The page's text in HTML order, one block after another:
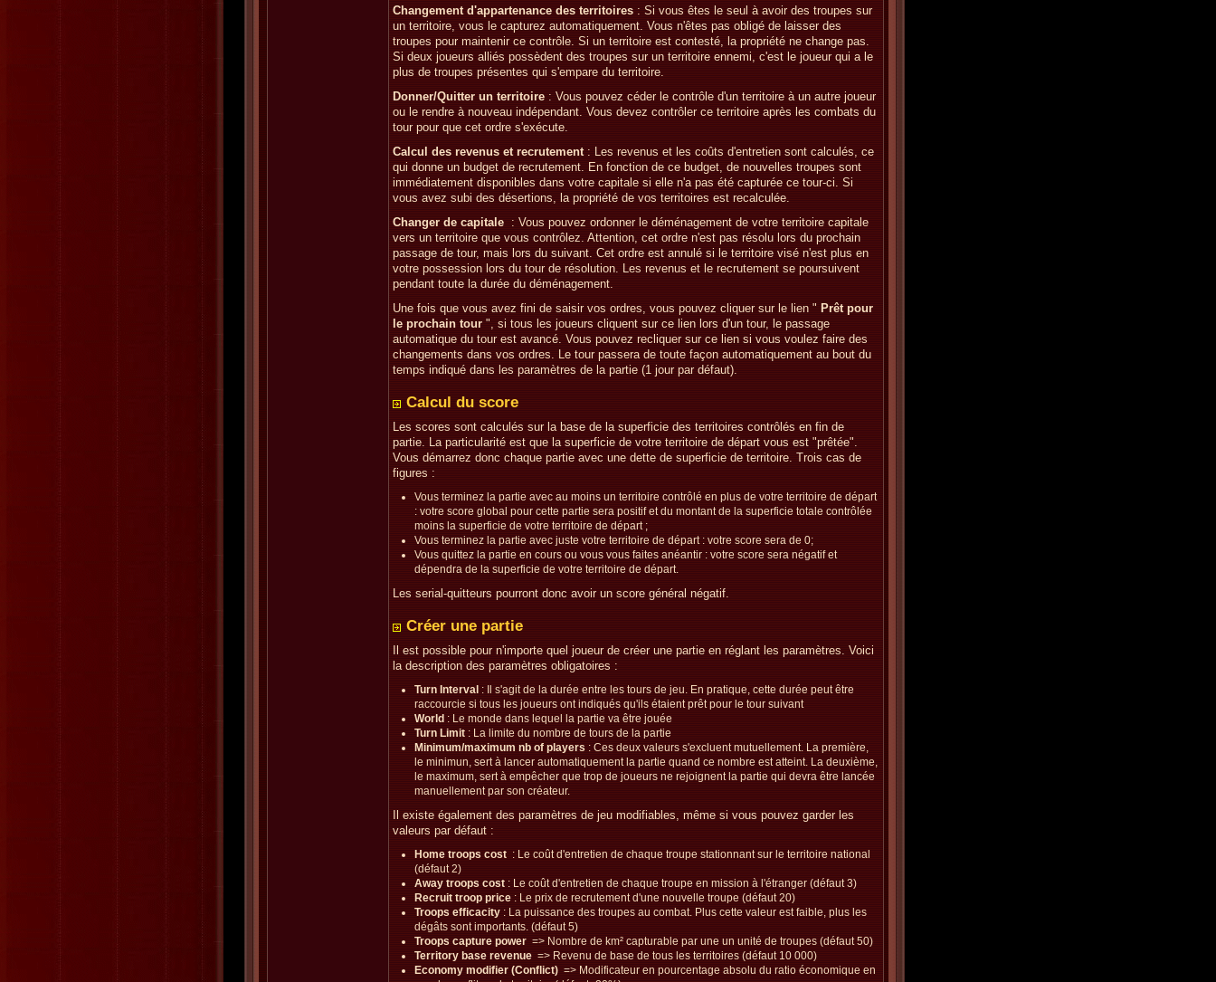
Changement d'appartenance des territoires : Si vous êtes le seul à avoir des troupes sur
un territoire, vous le capturez automatiquement. Vous n'êtes pas obligé de laisser des
troupes pour maintenir ce contrôle. Si un territoire est contesté, la propriété ne change pas.
Si deux joueurs alliés possèdent des troupes sur un territoire ennemi, c'est le joueur qui a le
plus de troupes présentes qui s'empare du territoire.
Donner/Quitter un territoire : Vous pouvez céder le contrôle d'un territoire à un autre joueur
ou le rendre à nouveau indépendant. Vous devez contrôler ce territoire après les combats du
tour pour que cet ordre s'exécute.
Calcul des revenus et recrutement : Les revenus et les coûts d'entretien sont calculés, ce
qui donne un budget de recrutement. En fonction de ce budget, de nouvelles troupes sont
immédiatement disponibles dans votre capitale si elle n'a pas été capturée ce tour-ci. Si
vous avez subi des désertions, la propriété de vos territoires est recalculée.
Changer de capitale : Vous pouvez ordonner le déménagement de votre territoire capitale
vers un territoire que vous contrôlez. Attention, cet ordre n'est pas résolu lors du prochain
passage de tour, mais lors du suivant. Cet ordre est annulé si le territoire visé n'est plus en
votre possession lors du tour de résolution. Les revenus et le recrutement se poursuivent
pendant toute la durée du déménagement.
Une fois que vous avez fini de saisir vos ordres, vous pouvez cliquer sur le lien " Prêt pour
le prochain tour ", si tous les joueurs cliquent sur ce lien lors d'un tour, le passage
automatique du tour est avancé. Vous pouvez recliquer sur ce lien si vous voulez faire des
changements dans vos ordres. Le tour passera de toute façon automatiquement au bout du
temps indiqué dans les paramètres de la partie (1 jour par défaut).
Calcul du score
Les scores sont calculés sur la base de la superficie des territoires contrôlés en fin de
partie. La particularité est que la superficie de votre territoire de départ vous est "prêtée".
Vous démarrez donc chaque partie avec une dette de superficie de territoire. Trois cas de
figures :
Vous terminez la partie avec au moins un territoire contrôlé en plus de votre territoire de départ
: votre score global pour cette partie sera positif et du montant de la superficie totale contrôlée
moins la superficie de votre territoire de départ ;
Vous terminez la partie avec juste votre territoire de départ : votre score sera de 0;
Vous quittez la partie en cours ou vous vous faites anéantir : votre score sera négatif et
dépendra de la superficie de votre territoire de départ.
Les serial-quitteurs pourront donc avoir un score général négatif.
Créer une partie
Il est possible pour n'importe quel joueur de créer une partie en réglant les paramètres. Voici
la description des paramètres obligatoires :
Turn Interval : Il s'agit de la durée entre les tours de jeu. En pratique, cette durée peut être
raccourcie si tous les joueurs ont indiqués qu'ils étaient prêt pour le tour suivant
World : Le monde dans lequel la partie va être jouée
Turn Limit : La limite du nombre de tours de la partie
Minimum/maximum nb of players : Ces deux valeurs s'excluent mutuellement. La première,
le minimun, sert à lancer automatiquement la partie quand ce nombre est atteint. La deuxième,
le maximum, sert à empêcher que trop de joueurs ne rejoignent la partie qui devra être lancée
manuellement par son créateur.
Il existe également des paramètres de jeu modifiables, même si vous pouvez garder les
valeurs par défaut :
Home troops cost : Le coût d'entretien de chaque troupe stationnant sur le territoire national
(défaut 2)
Away troops cost : Le coût d'entretien de chaque troupe en mission à l'étranger (défaut 3)
Recruit troop price : Le prix de recrutement d'une nouvelle troupe (défaut 20)
Troops efficacity : La puissance des troupes au combat. Plus cette valeur est faible, plus les
dégâts sont importants. (défaut 5)
Troops capture power => Nombre de km² capturable par une un unité de troupes (défaut 50)
Territory base revenue => Revenu de base de tous les territoires (défaut 10 000)
Economy modifier (Conflict) => Modificateur en pourcentage absolu du ratio économique en